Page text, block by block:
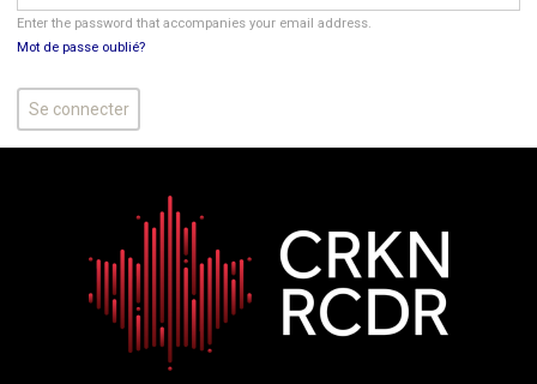
Enter the password that accompanies your email address.
Mot de passe oublié?